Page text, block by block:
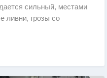
сильный, местами
ливни, грозы со